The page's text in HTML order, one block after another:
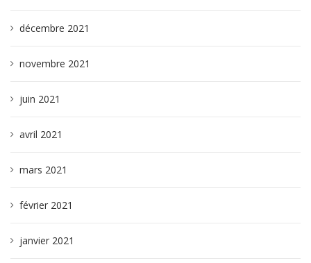
décembre 2021
novembre 2021
juin 2021
avril 2021
mars 2021
février 2021
janvier 2021